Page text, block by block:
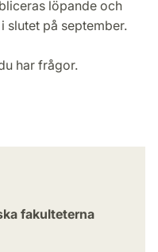
löpande och
slutet på september.
har frågor.
fakulteterna